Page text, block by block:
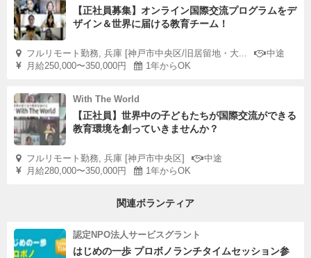
【正社員募集】オンライン国際交流プログラムをデ
ザイン＆世界に届ける教育チーム！
フルリモート勤務, 兵庫 [神戸市中央区/旧居留地・大...
中途
月給250,000〜350,000円
1年からOK
With The World
【正社員】世界中の子どもたちが国際交流ができる
教育環境を創っていきませんか？
フルリモート勤務, 兵庫 [神戸市中央区]
中途
月給280,000〜350,000円
1年からOK
関連ボランティア
認定NPO法人サービスグラント
はじめの一歩 プロボノランチタイムセッション参